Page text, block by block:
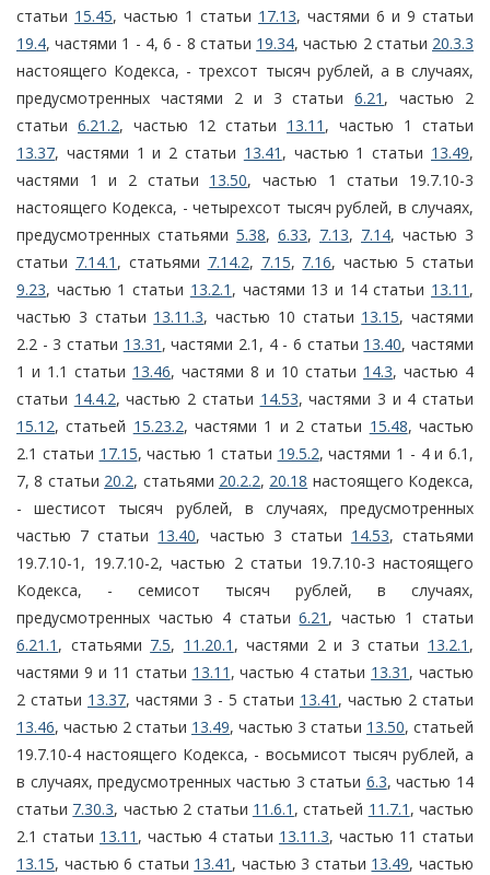
статьи 15.45, частью 1 статьи 17.13, частями 6 и 9 статьи
19.4, частями 1 - 4, 6 - 8 статьи 19.34, частью 2 статьи 20.3.3
настоящего Кодекса, - трехсот тысяч рублей, а в случаях,
предусмотренных частями 2 и 3 статьи6.21 , частью 2
статьи 6.21.2, частью 12 статьи 13.11 , частью 1 статьи
13.37, частями 1 и 2 статьи 13.41 , частью 1 статьи 13.49,
частями 1 и 2 статьи 13.50, частью 1 статьи 19.7.10-3
настоящего Кодекса, - четырехсот тысяч рублей, в случаях,
предусмотренных статьями 5.38, 6.33, 7.13, 7.14, частью 3
статьи 7.14.1 , статьями 7.14.2, 7.15, 7.16, частью 5 статьи
9.23, частью 1 статьи 13.2.1 , частями 13 и 14 статьи 13.11 ,
частью 3 статьи 13.11.3, частью 10 статьи 13.15, частями
2.2 - 3 статьи 13.31 , частями 2.1, 4 - 6 статьи 13.40, частями
1 и 1.1 статьи 13.46, частями 8 и 10 статьи 14.3, частью 4
статьи 14.4.2, частью 2 статьи 14.53, частями 3 и 4 статьи
15.12, статьей 15.23.2, частями 1 и 2 статьи 15.48, частью
2.1 статьи 17.15, частью 1 статьи 19.5.2, частями 1 - 4 и 6.1,
7, 8 статьи 20.2, статьями 20.2.2, 20.18 настоящего Кодекса,
- шестисот тысяч рублей, в случаях, предусмотренных
частью 7 статьи 13.40, частью 3 статьи 14.53, статьями
19.7.10-1, 19.7.10-2, частью 2 статьи 19.7.10-3 настоящего
Кодекса, - семисот тысяч рублей, в случаях,
предусмотренных частью 4 статьи6.21 , частью 1 статьи
6.21.1 , статьями 7.5, 11.20.1 , частями 2 и 3 статьи 13.2.1 ,
частями 9 и 11 статьи 13.11 , частью 4 статьи 13.31 , частью
2 статьи 13.37, частями 3 - 5 статьи 13.41 , частью 2 статьи
13.46, частью 2 статьи 13.49, частью 3 статьи 13.50, статьей
19.7.10-4 настоящего Кодекса, - восьмисот тысяч рублей, а
в случаях, предусмотренных частью 3 статьи 6.3, частью 14
статьи 7.30.3, частью 2 статьи 11.6.1 , статьей 11.7.1 , частью
2.1 статьи 13.11 , частью 4 статьи 13.11.3, частью 11 статьи
13.15, частью 6 статьи 13.41 , частью 3 статьи 13.49, частью